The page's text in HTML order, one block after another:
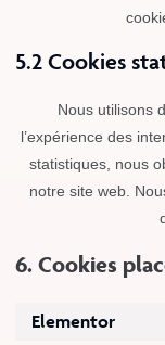
5.2 Cookies
Nous utilisons
l’expérience des
statistiques, nous
notre site web.
6. Cookies
Elementor